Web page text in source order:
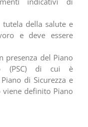
tutela della salute e
e deve essere
presenza del Piano
(PSC) di cui è
di Sicurezza e
definito Piano